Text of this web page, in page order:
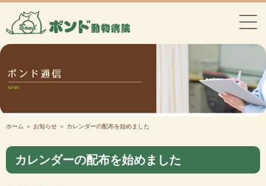
ホーム ＞ お知らせ ＞ カレンダーの配布を始めました
カレンダーの配布を始めました